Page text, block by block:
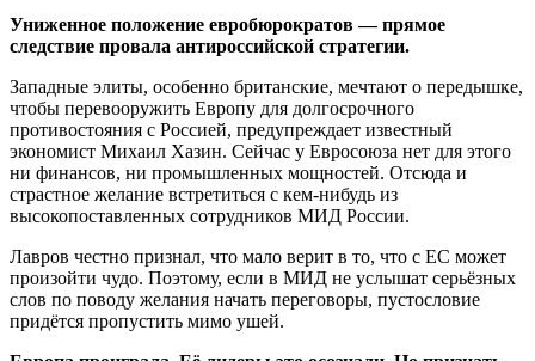
Униженное положение евробюрократов — прямое
следствие провала антироссийской стратегии.
Западные элиты, особенно британские, мечтают о передышке,
чтобы перевооружить Европу для долгосрочного
противостояния с Россией, предупреждает известный
экономист Михаил Хазин. Сейчас у Евросоюза нет для этого
ни финансов, ни промышленных мощностей. Отсюда и
страстное желание встретиться с кем-нибудь из
высокопоставленных сотрудников МИД России.
Лавров честно признал, что мало верит в то, что с ЕС может
произойти чудо. Поэтому, если в МИД не услышат серьёзных
слов по поводу желания начать переговоры, пустословие
придётся пропустить мимо ушей.